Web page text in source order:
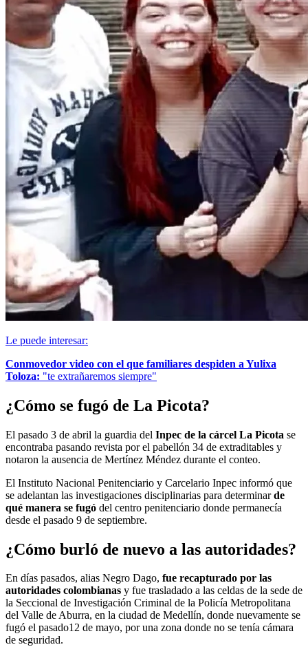
Le puede interesar:
Conmovedor video con el que familiares despiden a Yulixa
Toloza: "te extrañaremos siempre"
¿Cómo se fugó de La Picota?
El pasado 3 de abril la guardia del Inpec de la cárcel La Picota se
encontraba pasando revista por el pabellón 34 de extraditables y
notaron la ausencia de Mertínez Méndez durante el conteo.
El Instituto Nacional Penitenciario y Carcelario Inpec informó que
se adelantan las investigaciones disciplinarias para determinarde
qué manera se fugó del centro penitenciario donde permanecía
desde el pasado 9 de septiembre.
¿Cómo burló de nuevo a las autoridades?
En días pasados, alias Negro Dago, fue recapturado por las
autoridades colombianas y fue trasladado a las celdas de la sede de
la Seccional de Investigación Criminal de la Policía Metropolitana
del Valle de Aburra, en la ciudad de Medellín, donde nuevamente se
fugó el pasado12 de mayo, por una zona donde no se tenía cámara
de seguridad.